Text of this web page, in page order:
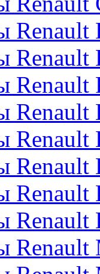
Renault
Renault
Renault
Renault
Renault
Renault
Renault
Renault
Renault